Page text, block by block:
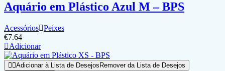
Aquário em Plástico Azul M – BPS
Acessórios Peixes
€7.64
Adicionar
Adicionar à Lista de Desejos Remover da Lista de Desejos